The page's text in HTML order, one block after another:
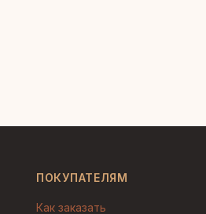
ПОКУПАТЕЛЯМ
Как заказать